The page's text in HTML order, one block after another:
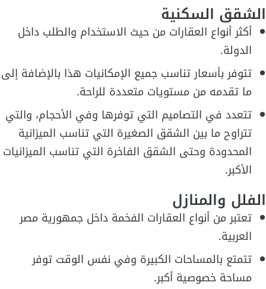
الشقق السكنية
أكثر أنواع العقارات من حيث الاستخدام والطلب داخل
الدولة.
تتوفر بأسعار تناسب جميع الإمكانيات هذا بالإضافة إلى
ما تقدمه من مستويات متعددة للراحة.
تتعدد في التصاميم التي توفرها وفي الأحجام، والتي
تتراوح ما بين الشقق الصغيرة التي تناسب الميزانية
المحدودة وحتى الشقق الفاخرة التي تناسب الميزانيات
الأكبر.
الفلل والمنازل
تعتبر من أنواع العقارات الفخمة داخل جمهورية مصر
العربية.
تتمتع بالمساحات الكبيرة وفي نفس الوقت توفر
مساحة خصوصية أكبر.